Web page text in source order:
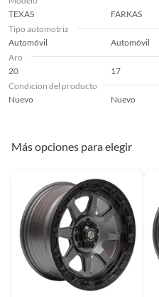
TEXAS
FARKAS
Tipo automotriz
Automóvil
Automóvil
Aro
20
17
Condicion del producto
Nuevo
Nuevo
Más opciones para elegir